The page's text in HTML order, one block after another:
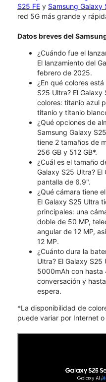
S25 FE y Samsung Galaxy
red 5G más grande y
Datos breves del
¿Cuándo fue el
El lanzamiento del
febrero de 2025.
¿En qué colores
S25 Ultra? El
colores: titanio azul
titanio y titanio
¿Qué opciones de
Samsung Galaxy
tiene 2 tamaños de
256 GB y 512 GB*.
¿Cuál es el tamaño
Galaxy S25 Ultra?
pantalla de 6.9".
¿Qué cámara tiene
El Galaxy S25 Ultra
principales: una
doble de 50 MP,
angular de 12 MP,
12 MP.
¿Cuánto dura la
Ultra? El Galaxy
5000mAh con
conversación y
espera.
*La disponibilidad de
puede variar por Internet